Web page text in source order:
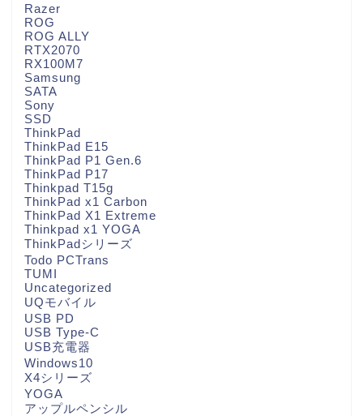
Razer
ROG
ROG ALLY
RTX2070
RX100M7
Samsung
SATA
Sony
SSD
ThinkPad
ThinkPad E15
ThinkPad P1 Gen.6
ThinkPad P17
Thinkpad T15g
ThinkPad x1 Carbon
ThinkPad X1 Extreme
Thinkpad x1 YOGA
ThinkPadシリーズ
Todo PCTrans
TUMI
Uncategorized
UQモバイル
USB PD
USB Type-C
USB充電器
Windows10
X4シリーズ
YOGA
アップルペンシル